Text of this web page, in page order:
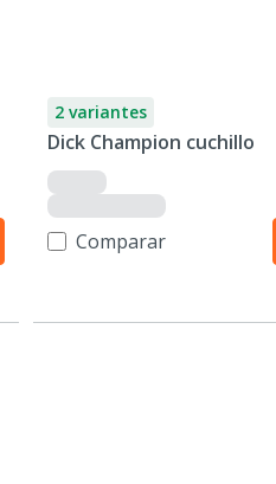
2 variantes
Dick Champion cuchillo
Comparar